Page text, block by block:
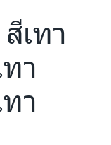
เทา
า
า